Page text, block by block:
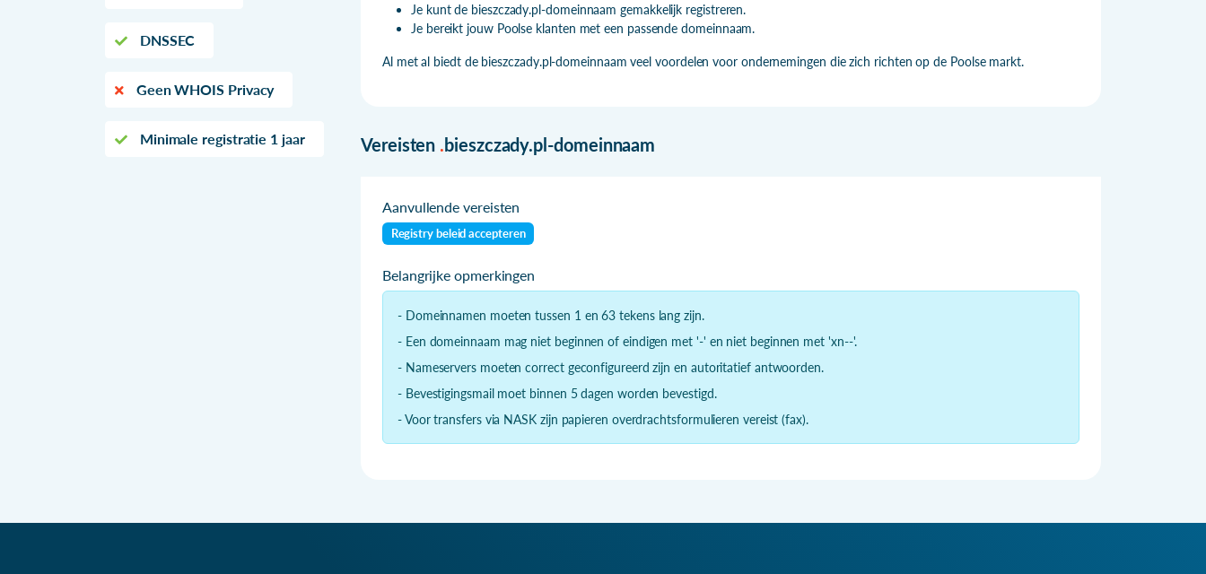
DNSSEC
Geen WHOIS Privacy
Minimale registratie 1 jaar
Je kunt de bieszczady.pl-domeinnaam gemakkelijk registreren.
Je bereikt jouw Poolse klanten met een passende domeinnaam.
Al met al biedt de bieszczady.pl-domeinnaam veel voordelen voor ondernemingen die zich richten op de Poolse markt.
Vereisten .bieszczady.pl-domeinnaam
Aanvullende vereisten
Registry beleid accepteren
Belangrijke opmerkingen
- Domeinnamen moeten tussen 1 en 63 tekens lang zijn.
- Een domeinnaam mag niet beginnen of eindigen met '-' en niet beginnen met 'xn--'.
- Nameservers moeten correct geconfigureerd zijn en autoritatief antwoorden.
- Bevestigingsmail moet binnen 5 dagen worden bevestigd.
- Voor transfers via NASK zijn papieren overdrachtsformulieren vereist (fax).